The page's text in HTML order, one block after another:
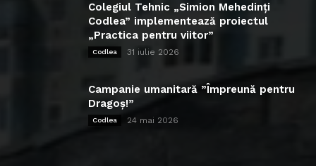
Colegiul Tehnic „Simion Mehedinți
Codlea” implementează proiectul
„Practica pentru viitor”
Codlea 31 iulie 2026
Campanie umanitară ”Împreună pentru
Dragoș!”
Codlea 24 mai 2026